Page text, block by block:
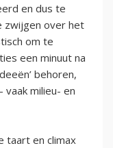
en dus te
zwijgen over het
om te
een minuut na
behoren,
milieu- en
taart en climax